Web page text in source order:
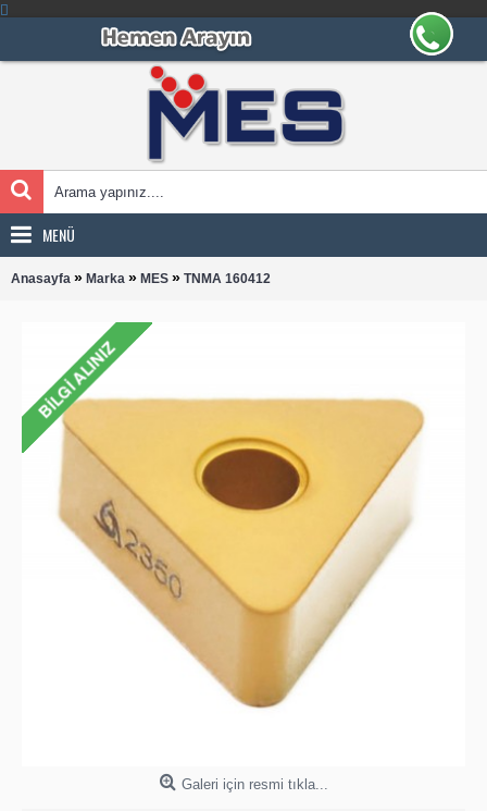
MENÜ
Anasayfa » Marka » MES » TNMA 160412
Galeri için resmi tıkla...